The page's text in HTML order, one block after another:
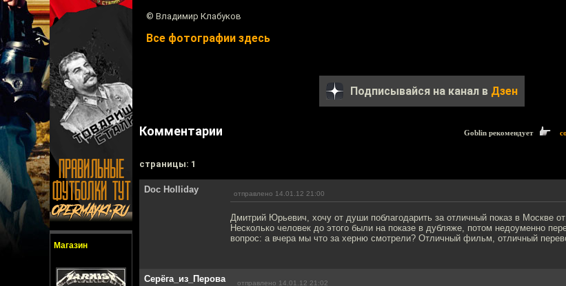
Магазин
© Владимир Клабуков
Все фотографии здесь
Подписывайся на канал в Дзен
Комментарии Goblin рекомендует
cтраницы: 1
Doc Holliday отправлено 14.01.12 21:00
Дмитрий Юрьевич, хочу от души поблагодарить за отличный показ в Москве
Несколько человек до этого были на показе в дубляже, потом недоуменно
вопрос: а вчера мы что за херню смотрели? Отличный фильм, отличный
Серёга_из_Перова отправлено 14.01.12 21:02